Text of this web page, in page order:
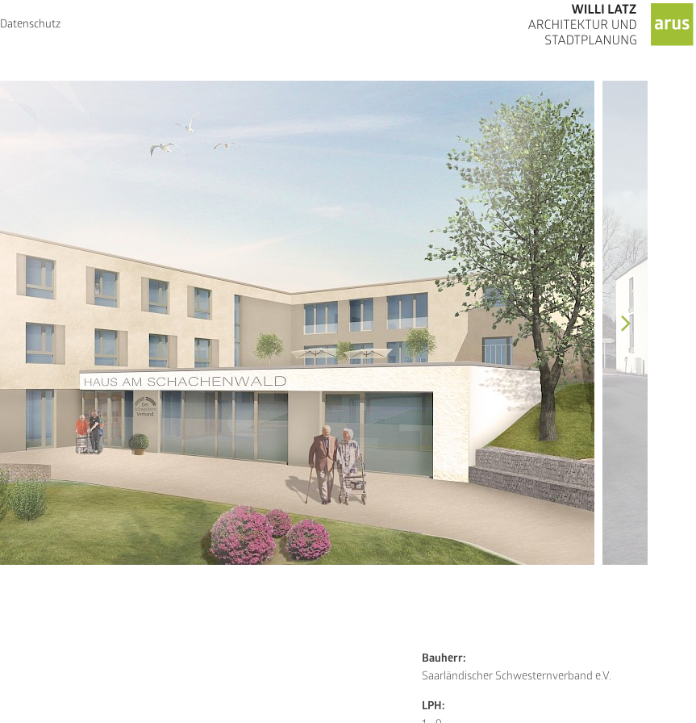
Datenschutz
Bauherr:
Saarländischer Schwesternverband e.V.
LPH: